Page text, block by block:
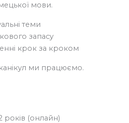
мови.
теми
запасу
крок за кроком
ми працюємо.
років (онлайн)